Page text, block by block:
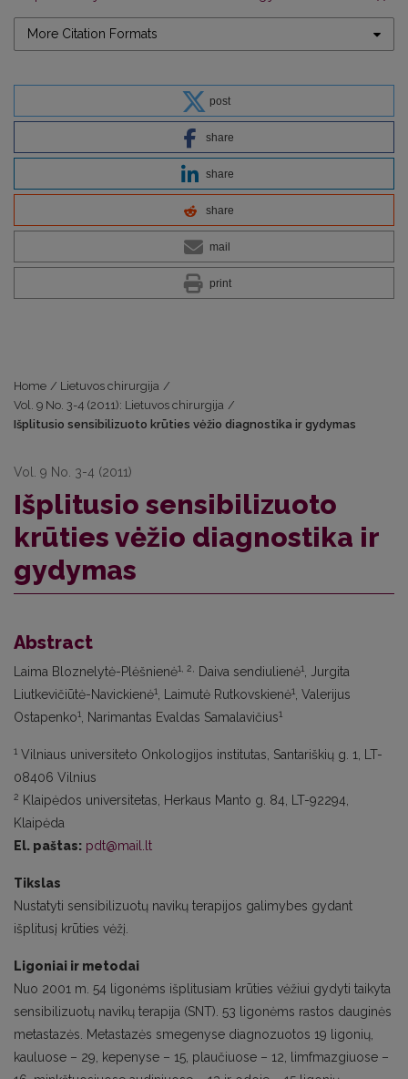
More Citation Formats
post
share
share
share
mail
print
Home / Lietuvos chirurgija /
Vol. 9 No. 3-4 (2011): Lietuvos chirurgija /
Išplitusio sensibilizuoto krūties vėžio diagnostika ir gydymas
Vol. 9 No. 3-4 (2011)
Išplitusio sensibilizuoto
krūties vėžio diagnostika ir
gydymas
Abstract
Laima Bloznelytė-Plėšnienė1, 2, Daiva sendiulienė1
, Jurgita
Liutkevičiūtė-Navickienė1 , Laimutė Rutkovskienė1
, Valerijus
Ostapenko1 , Narimantas Evaldas Samalavičius1
1 Vilniaus universiteto Onkologijos institutas, Santariškių g. 1, LT-
08406 Vilnius
2 Klaipėdos universitetas, Herkaus Manto g. 84, LT-92294,
Klaipėda
El. paštas: pdt@mail.lt
Tikslas
Nustatyti sensibilizuotų navikų terapijos galimybes gydant
išplitusį krūties vėžį.
Ligoniai ir metodai
Nuo 2001 m. 54 ligonėms išplitusiam krūties vėžiui gydyti taikyta
sensibilizuotų navikų terapija (SNT). 53 ligonėms rastos dauginės
metastazės. Metastazės smegenyse diagnozuotos 19 ligonių,
kauluose – 29, kepenyse – 15, plaučiuose – 12, limfmazgiuose –